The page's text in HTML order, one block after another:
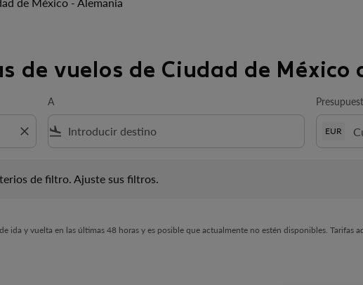
de vuelos de Ciudad de México
close
A
flight_land EUR
de filtro. Ajuste sus filtros.
ida y vuelta en las últimas 48 horas y es posible que actualmente no estén disponibles. Tarifas